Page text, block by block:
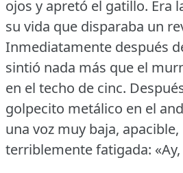
ojos y apretó el gatillo. Era
su vida que disparaba un
Inmediatamente después
sintió nada más que el
en el techo de cinc.
golpecito metálico en el
una voz muy baja,
terriblemente fatigada: